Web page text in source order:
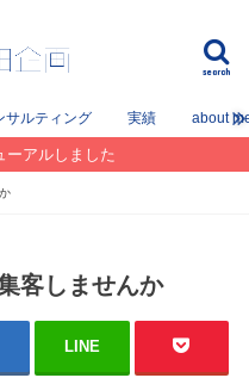
search
サルティング 実績 about
ーアルしました
客しませんか
LINE